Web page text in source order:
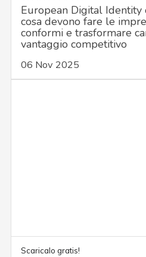
European Digital
cosa devono fare le
conformi e trasformare
vantaggio competitivo
06 Nov 2025
Scaricalo gratis!